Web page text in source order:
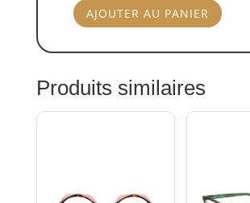
quantité
VELO
9015
AJOUTER AU PANIER
Produits similaires